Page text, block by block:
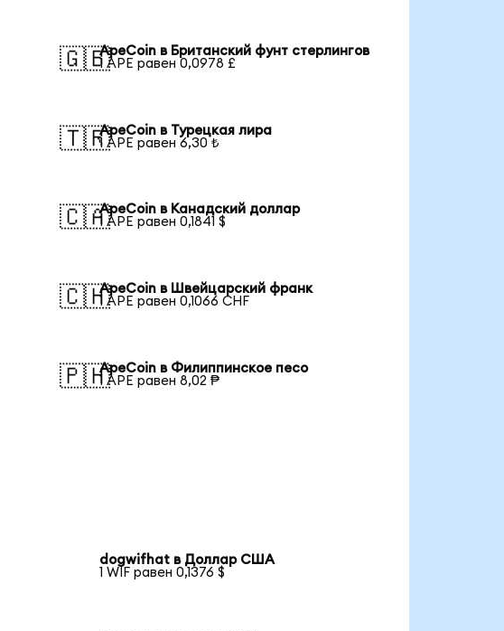
🇬🇧ApeCoin в Британский фунт стерлингов
1 APE равен 0,0978 £
🇹🇷ApeCoin в Турецкая лира
1 APE равен 6,30 ₺
🇨🇦ApeCoin в Канадский доллар
1 APE равен 0,1841 $
🇨🇭ApeCoin в Швейцарский франк
1 APE равен 0,1066 CHF
🇵🇭ApeCoin в Филиппинское песо
1 APE равен 8,02 ₱
dogwifhat в Доллар США
1 WIF равен 0,1376 $